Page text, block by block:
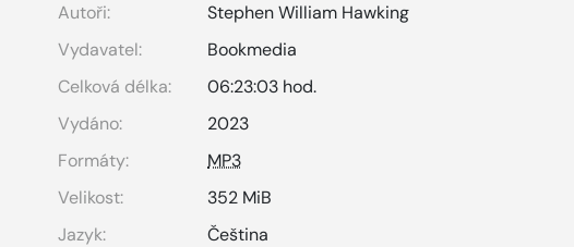
Autoři:
Stephen William Hawking
Vydavatel:
Bookmedia
Celková délka:
06:23:03 hod.
Vydáno:
2023
Formáty:
MP3
Velikost:
352 MiB
Jazyk:
Čeština